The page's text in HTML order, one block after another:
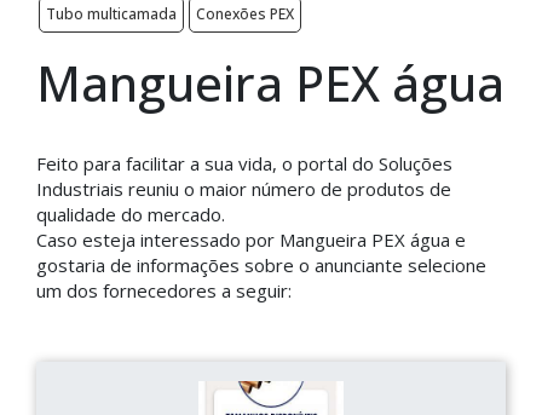
Tubo multicamada
Conexões PEX
Mangueira PEX água
Feito para facilitar a sua vida, o portal do Soluções
Industriais reuniu o maior número de produtos de
qualidade do mercado.
Caso esteja interessado por Mangueira PEX água e
gostaria de informações sobre o anunciante selecione
um dos fornecedores a seguir: